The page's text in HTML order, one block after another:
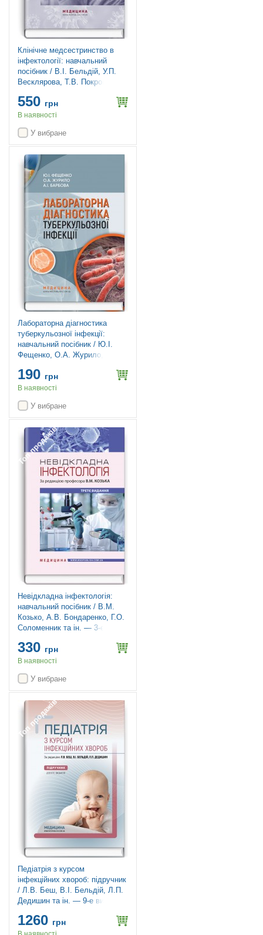
Клінічне медсестринство в
інфектології: навчальний
посібник / В.I. Бельдій, У.П.
Весклярова, Т.В. Покровська,
550 грн
В наявності
У вибране
Лабораторна діагностика
туберкульозної інфекції:
навчальний посібник / Ю.І.
Фещенко, О.А. Журило, А.І.
190 грн
В наявності
У вибране
Топ продажів
Невідкладна інфектологія:
навчальний посібник / В.М.
Козько, А.В. Бондаренко, Г.О.
Соломенник та ін. — 3-є
330 грн
В наявності
У вибране
Топ продажів
Педіатрія з курсом
інфекційних хвороб: підручник
/ Л.В. Беш, В.I. Бельдій, Л.П.
Дедишин та ін. — 9-е видання
1260 грн